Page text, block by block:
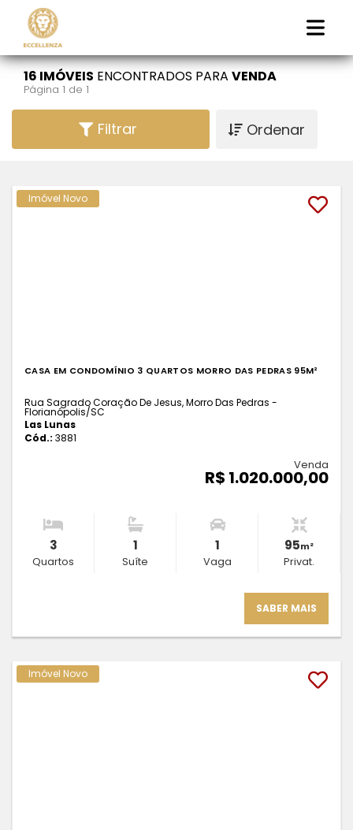
16 IMÓVEIS ENCONTRADOS PARA VENDA
Página 1 de 1
Filtrar Ordenar
Imóvel Novo
CASA EM CONDOMÍNIO 3 QUARTOS MORRO DAS PEDRAS 95M²
Rua Sagrado Coração De Jesus, Morro Das Pedras -
Florianópolis/SC
Las Lunas
Cód.: 3881
Venda
R$ 1.020.000,00
3
Quartos
1
Suíte
1
Vaga
95m²
Privat.
SABER MAIS
Imóvel Novo